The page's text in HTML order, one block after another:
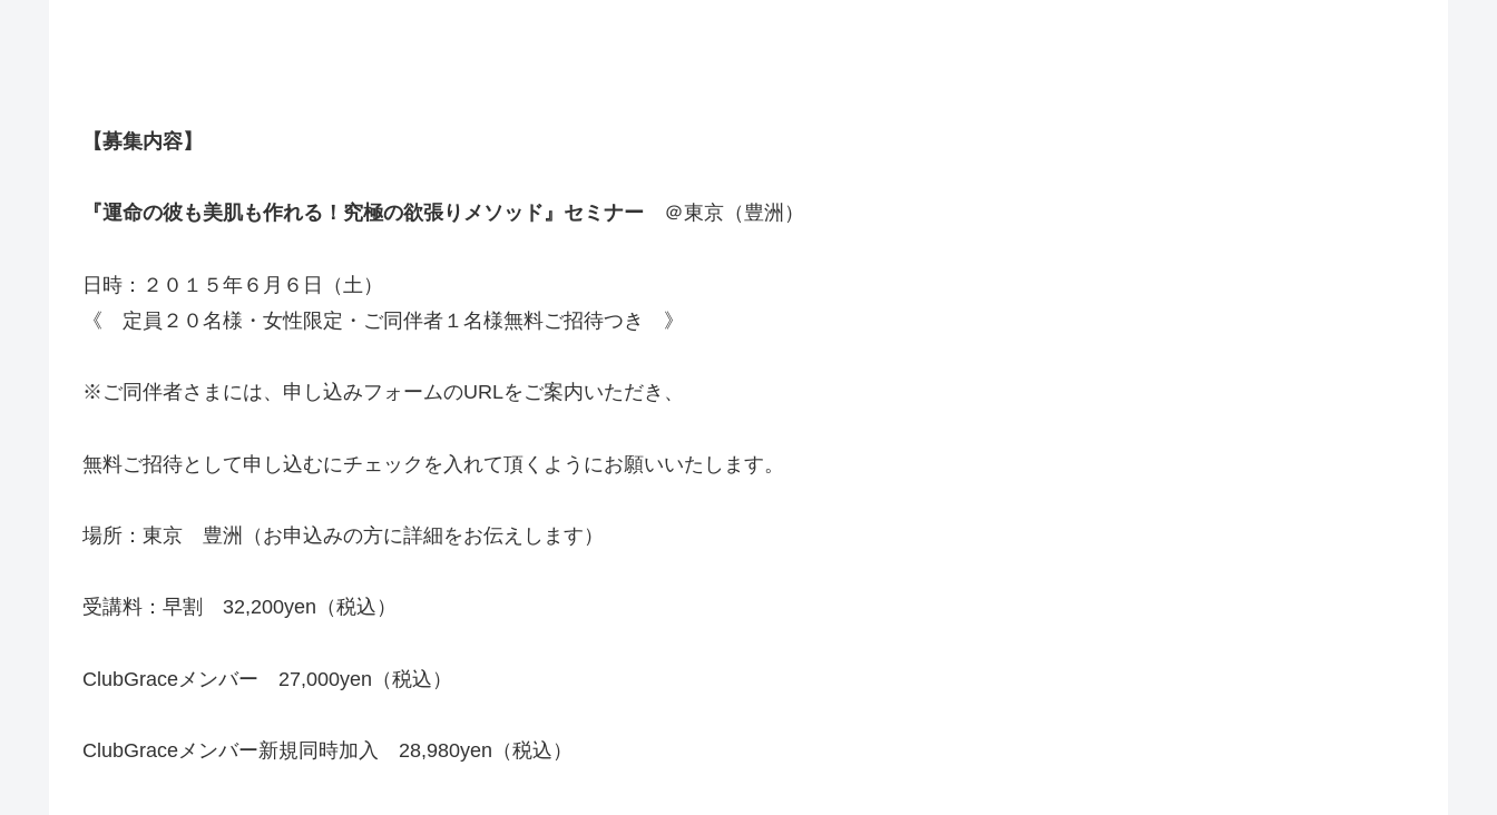
【募集内容】
『運命の彼も美肌も作れる！究極の欲張りメソッド』セミナー ＠東京（豊洲）
日時：２０１５年６月６日（土）
《 定員２０名様・女性限定・ご同伴者１名様無料ご招待つき 》
※ご同伴者さまには、申し込みフォームのURLをご案内いただき、
無料ご招待として申し込むにチェックを入れて頂くようにお願いいたします。
場所：東京 豊洲（お申込みの方に詳細をお伝えします）
受講料：早割 32,200yen（税込）
ClubGraceメンバー 27,000yen（税込）
ClubGraceメンバー新規同時加入 28,980yen（税込）